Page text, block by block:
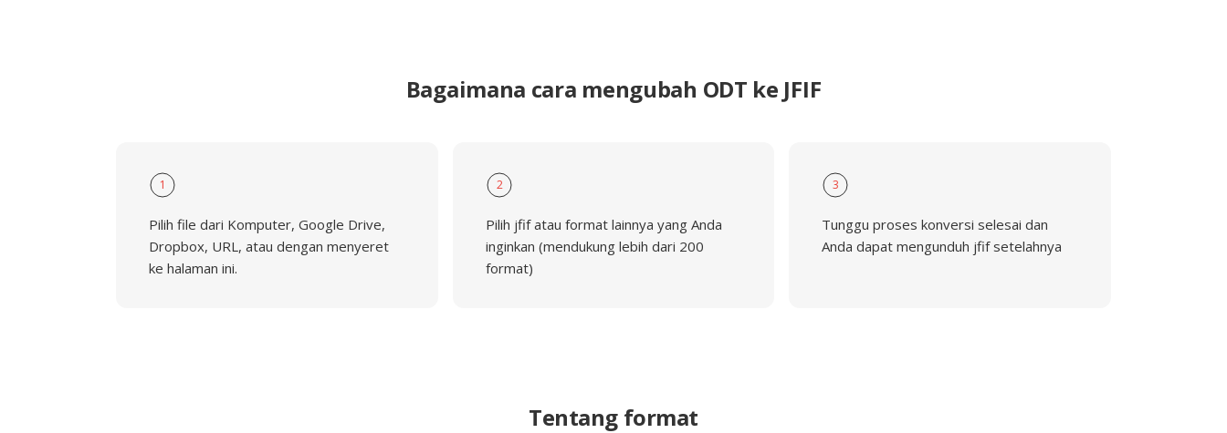
Bagaimana cara mengubah ODT ke JFIF
1
Pilih file dari Komputer, Google Drive,
Dropbox, URL, atau dengan menyeret
ke halaman ini.
2
Pilih jfif atau format lainnya yang Anda
inginkan (mendukung lebih dari 200
format)
3
Tunggu proses konversi selesai dan
Anda dapat mengunduh jfif setelahnya
Tentang format